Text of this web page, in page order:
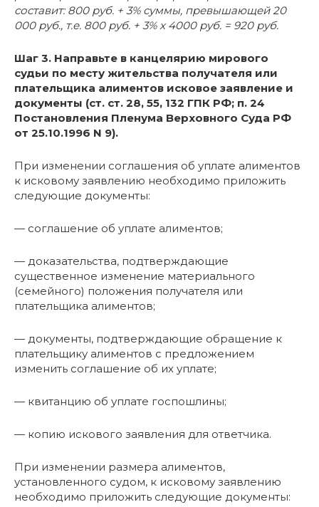
составит: 800 руб. + 3% суммы, превышающей 20
000 руб., т.е. 800 руб. + 3% x 4000 руб. = 920 руб.
Шаг 3. Направьте в канцелярию мирового
судьи по месту жительства получателя или
плательщика алиментов исковое заявление и
документы (ст. ст. 28, 55, 132 ГПК РФ; п. 24
Постановления Пленума Верховного Суда РФ
от 25.10.1996 N 9).
При изменении соглашения об уплате алиментов
к исковому заявлению необходимо приложить
следующие документы:
— соглашение об уплате алиментов;
— доказательства, подтверждающие
существенное изменение материального
(семейного) положения получателя или
плательщика алиментов;
— документы, подтверждающие обращение к
плательщику алиментов с предложением
изменить соглашение об их уплате;
— квитанцию об уплате госпошлины;
— копию искового заявления для ответчика.
При изменении размера алиментов,
установленного судом, к исковому заявлению
необходимо приложить следующие документы: